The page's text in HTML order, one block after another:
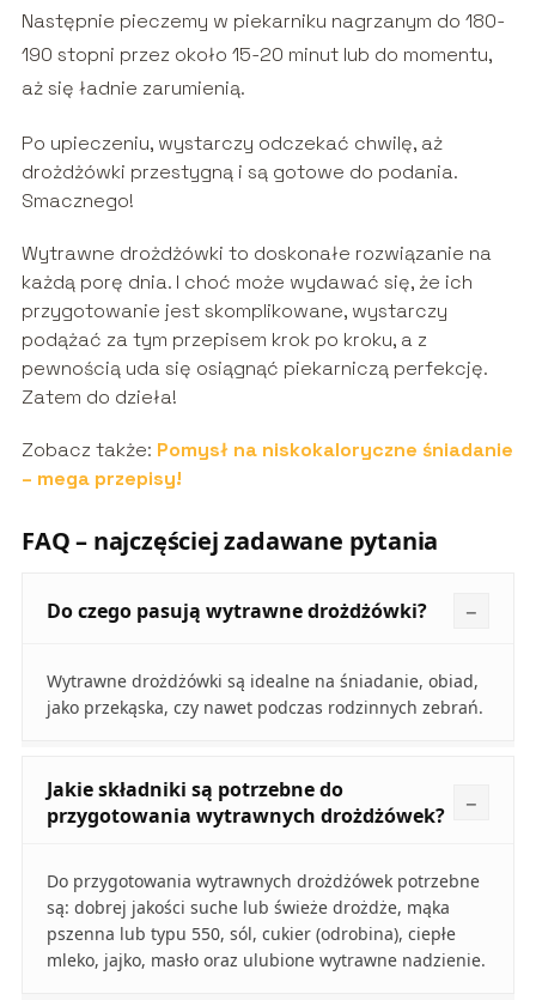
Następnie pieczemy w piekarniku nagrzanym do 180-
190 stopni przez około 15-20 minut lub do momentu,
aż się ładnie zarumienią.
Po upieczeniu, wystarczy odczekać chwilę, aż
drożdżówki przestygną i są gotowe do podania.
Smacznego!
Wytrawne drożdżówki to doskonałe rozwiązanie na
każdą porę dnia. I choć może wydawać się, że ich
przygotowanie jest skomplikowane, wystarczy
podążać za tym przepisem krok po kroku, a z
pewnością uda się osiągnąć piekarniczą perfekcję.
Zatem do dzieła!
Zobacz także: Pomysł na niskokaloryczne śniadanie
– mega przepisy!
FAQ – najczęściej zadawane pytania
Do czego pasują wytrawne drożdżówki?
Wytrawne drożdżówki są idealne na śniadanie, obiad,
jako przekąska, czy nawet podczas rodzinnych zebrań.
Jakie składniki są potrzebne do
przygotowania wytrawnych drożdżówek?
Do przygotowania wytrawnych drożdżówek potrzebne
są: dobrej jakości suche lub świeże drożdże, mąka
pszenna lub typu 550, sól, cukier (odrobina), ciepłe
mleko, jajko, masło oraz ulubione wytrawne nadzienie.